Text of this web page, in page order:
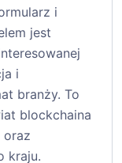
i
jest
i
branży. To
blockchaina
oraz
kraju.